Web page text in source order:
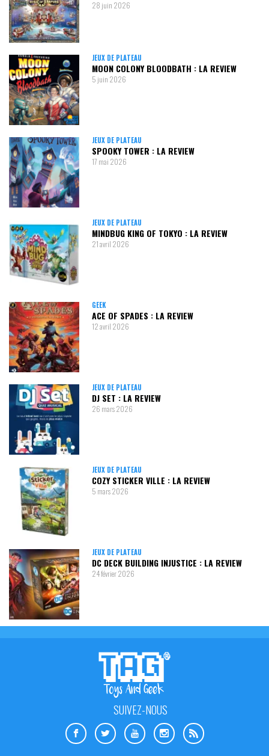
28 juin 2026
JEUX DE PLATEAU
MOON COLONY BLOODBATH : LA REVIEW
5 juin 2026
JEUX DE PLATEAU
SPOOKY TOWER : LA REVIEW
17 mai 2026
JEUX DE PLATEAU
MINDBUG KING OF TOKYO : LA REVIEW
21 avril 2026
GEEK
ACE OF SPADES : LA REVIEW
12 avril 2026
JEUX DE PLATEAU
DJ SET : LA REVIEW
26 mars 2026
JEUX DE PLATEAU
COZY STICKER VILLE : LA REVIEW
5 mars 2026
JEUX DE PLATEAU
DC DECK BUILDING INJUSTICE : LA REVIEW
24 février 2026
SUIVEZ-NOUS